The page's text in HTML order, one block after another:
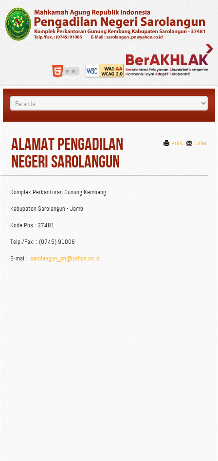
Email
Print
Alamat Pengadilan
Negeri Sarolangun
Komplek Perkantoran Gunung Kembang
Kabupaten Sarolangun - Jambi
Kode Pos : 37481
Telp./Fax. : (0745) 91006
E-mail : sarolangun_pn@yahoo.co.id